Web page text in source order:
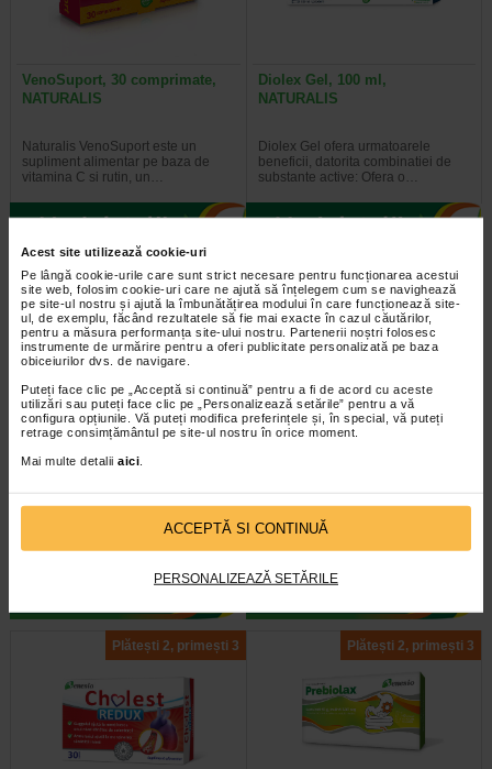
Acest site utilizează cookie-uri
Pe lângă cookie-urile care sunt strict necesare pentru funcționarea acestui
site web, folosim cookie-uri care ne ajută să înțelegem cum se navighează
pe site-ul nostru și ajută la îmbunătățirea modului în care funcționează site-
ul, de exemplu, făcând rezultatele să fie mai exacte în cazul căutărilor,
pentru a măsura performanța site-ului nostru. Partenerii noștri folosesc
instrumente de urmărire pentru a oferi publicitate personalizată pe baza
obiceiurilor dvs. de navigare.
Puteți face clic pe „Acceptă si continuă” pentru a fi de acord cu aceste
utilizări sau puteți face clic pe „Personalizează setările” pentru a vă
configura opțiunile. Vă puteți modifica preferințele și, în special, vă puteți
retrage consimțământul pe site-ul nostru în orice moment.
Mai multe detalii aici
ACCEPTĂ SI CONTINUĂ
PERSONALIZEAZĂ SETĂRILE
VenoSuport, 30 comprimate,
NATURALIS
Naturalis VenoSuport este un
supliment alimentar pe baza de
vitamina C si rutin, un…
Diolex Gel, 100 ml,
NATURALIS
Diolex Gel ofera urmatoarele
beneficii, datorita combinatiei de
substante active: Ofera o…
Plătești 2, primești 3
capsule, Naturalis
Naturalis Laxanatur Triphala este
un supliment alimentar sub forma
Plătești 2, primești 3
supliment alimentar sub forma de
Plătești 2, primești 3 Plătești 2, primești 3